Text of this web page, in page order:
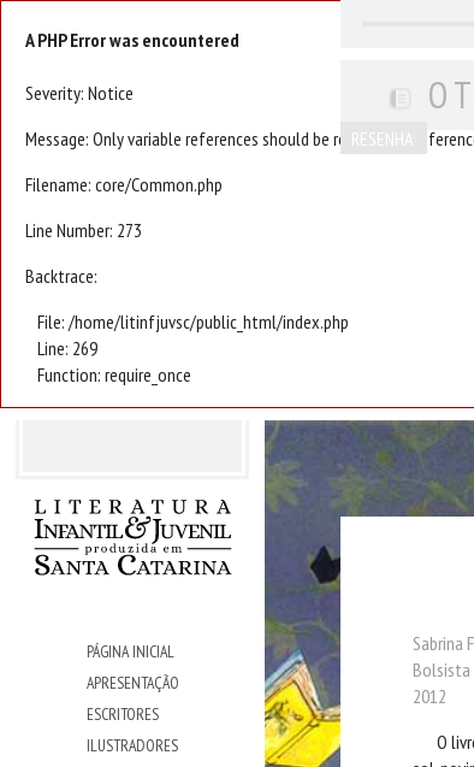
A PHP Error was encountered
Severity: Notice
Message: Only variable references should be returned by
Filename: core/Common.php
Line Number: 273
Backtrace:
File: /home/litinfjuvsc/public_html/index.php
Line: 269
Function: require_once
PÁGINA INICIAL
APRESENTAÇÃO
ESCRITORES
ILUSTRADORES
O
RESENHA
Sabrina
Bolsista
2012
O